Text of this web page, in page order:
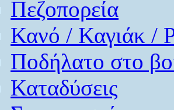
Πεζοπορεία
Κανό / Καγιάκ /
Ποδήλατο στο
Καταδύσεις